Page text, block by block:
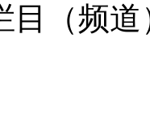
目（频道